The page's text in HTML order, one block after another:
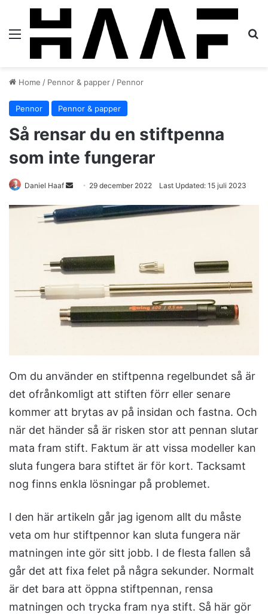
Home / Pennor & papper / Pennor
Pennor Pennor & papper
Så rensar du en stiftpenna
som inte fungerar
Daniel Haaf
n
n
e
m
a
i
l
29 december 2022 Last Updated: 15 juli 2023
Om du använder en stiftpenna regelbundet så är
det ofrånkomligt att stiften förr eller senare
kommer att brytas av på insidan och fastna. Och
när det händer så är risken stor att pennan slutar
mata fram stift. Faktum är att vissa modeller kan
sluta fungera bara stiftet är för kort. Tacksamt
nog finns enkla lösningar på problemet.
I den här artikeln går jag igenom allt du måste
veta om hur stiftpennor kan sluta fungera när
matningen inte gör sitt jobb. I de flesta fallen så
går det att fixa felet på några sekunder. Normalt
är det bara att öppna stiftpennan, rensa
matningen och trycka fram nya stift. Så här gör